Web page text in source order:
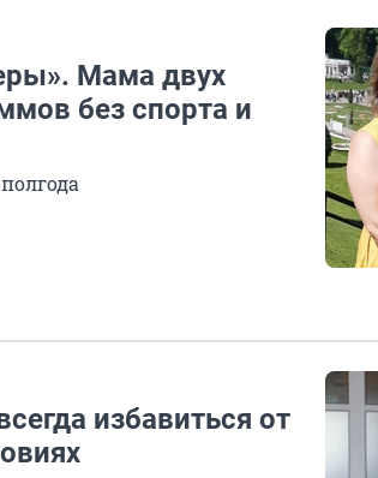
Мама двух
без спорта и
избавиться от